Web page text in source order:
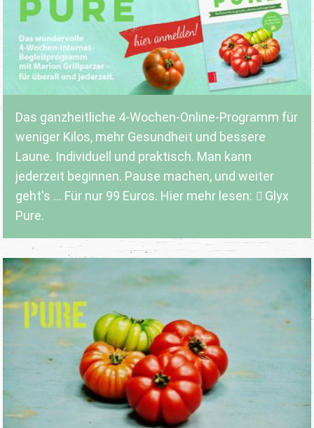
Das ganzheitliche 4-Wochen-Online-Programm für
weniger Kilos, mehr Gesundheit und bessere
Laune. Individuell und praktisch. Man kann
jederzeit beginnen. Pause machen, und weiter
geht's ... Für nur 99 Euros. Hier mehr lesen:
Glyx
Pure.